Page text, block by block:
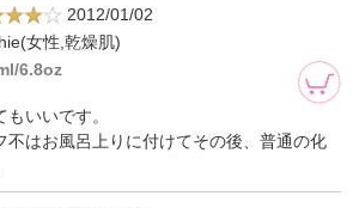
2012/01/02
女性,乾燥肌)
6.8oz
いいです。
不はお風呂上りに付けてその後、普通の化